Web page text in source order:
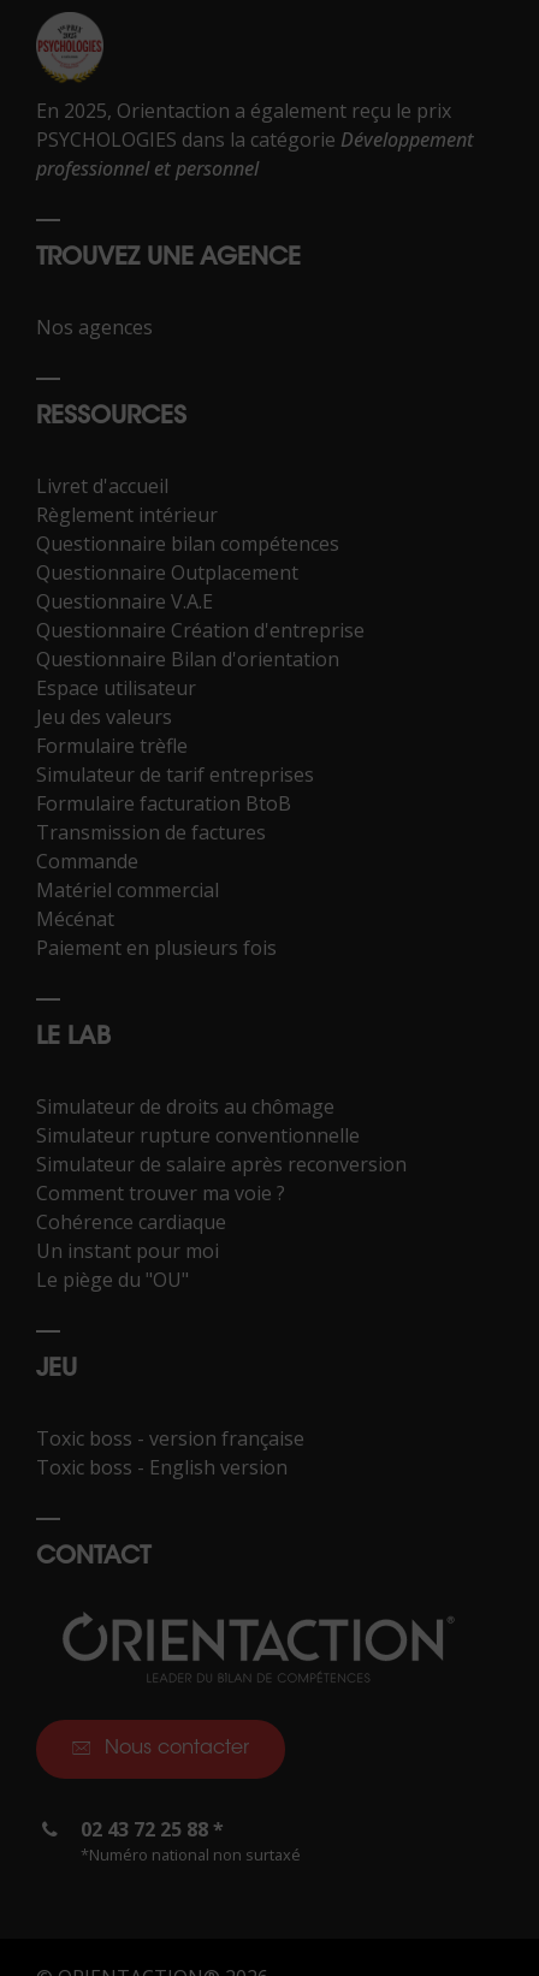
En 2025, Orientaction a également reçu le prix
PSYCHOLOGIES dans la catégorie Développement
professionnel et personnel
TROUVEZ UNE AGENCE
Nos agences
RESSOURCES
Livret d'accueil
Règlement intérieur
Questionnaire bilan compétences
Questionnaire Outplacement
Questionnaire V.A.E
Questionnaire Création d'entreprise
Questionnaire Bilan d'orientation
Espace utilisateur
Jeu des valeurs
Formulaire trèfle
Simulateur de tarif entreprises
Formulaire facturation BtoB
Transmission de factures
Commande
Matériel commercial
Mécénat
Paiement en plusieurs fois
LE LAB
Simulateur de droits au chômage
Simulateur rupture conventionnelle
Simulateur de salaire après reconversion
Comment trouver ma voie ?
Cohérence cardiaque
Un instant pour moi
Le piège du "OU"
JEU
Toxic boss - version française
Toxic boss - English version
CONTACT
Nous contacter
02 43 72 25 88 *
*Numéro national non surtaxé